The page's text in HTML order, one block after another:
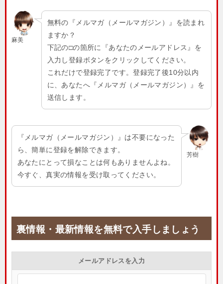
麻美
無料の『メルマガ（メールマガジン）』を読まれ
ますか？
下記の□の箇所に『あなたのメールアドレス』を
入力し登録ボタンをクリックしてください。
これだけで登録完了です。登録完了後10分以内
に、あなたへ『メルマガ（メールマガジン）』を
送信します。
芳樹
『メルマガ（メールマガジン）』は不要になった
ら、簡単に登録を解除できます。
あなたにとって損なことは何もありませんよね。
今すぐ、真実の情報を受け取ってください。
裏情報・最新情報を無料で入手しましょう
メールアドレスを入力